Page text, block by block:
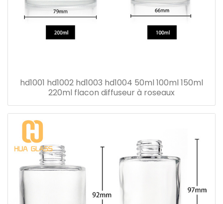
hd1001 hd1002 hd1003 hd1004 50ml 100ml 150ml
220ml flacon diffuseur à roseaux